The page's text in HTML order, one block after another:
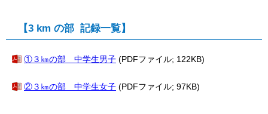
【3 km の部 記録一覧】
①３㎞の部 中学生男子 (PDFファイル; 122KB)
②３㎞の部 中学生女子 (PDFファイル; 97KB)